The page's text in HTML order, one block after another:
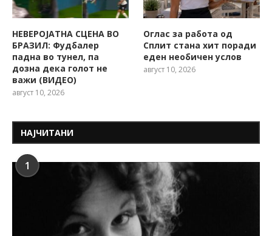
НЕВЕРОЈАТНА СЦЕНА ВО
БРАЗИЛ: Фудбалер
падна во тунел, па
дозна дека голот не
важи (ВИДЕО)
август 10, 2026
Оглас за работа од
Сплит стана хит поради
еден необичен услов
август 10, 2026
НАЈЧИТАНИ
1